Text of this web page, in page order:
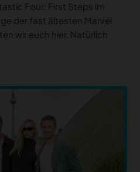
Four: First Steps im
der fast ältesten Marvel
wir euch hier. Natürlich